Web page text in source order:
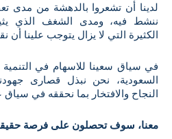
لدينا أن تشعروا بالدهشة من مدى
ننشط فيه، ومدى الشغف الذي
الكثيرة التي لا يزال يتوجب علينا أن
في سياق سعينا للاسهام في التنمية
السعودية، نحن نبذل قصارى
النجاح والافتخار بما نحققه في سياق
معنا، سوف تحصلون على فرصة